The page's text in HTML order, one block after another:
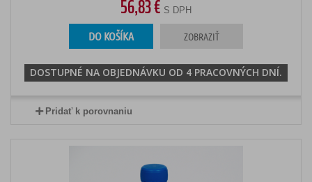
56,83 € S DPH
DO KOŠÍKA ZOBRAZIŤ
DOSTUPNÉ NA OBJEDNÁVKU OD 4 PRACOVNÝCH DNÍ.
Pridať k porovnaniu